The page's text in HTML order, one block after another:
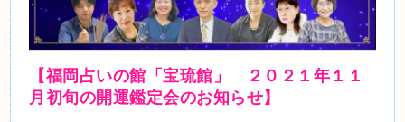
【福岡占いの館「宝琉館」 ２０２１年１１
月初旬の開運鑑定会のお知らせ】